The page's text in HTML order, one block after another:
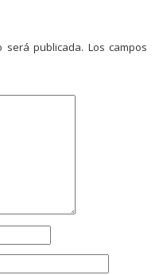
será publicada. Los campos